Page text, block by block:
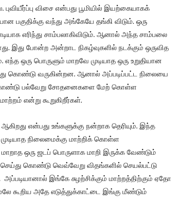
விசை என்பது பூமியில் இயற்கையாகக்
பகுதிக்கு வந்து அங்கேயே தங்கி விடும். ஒரு
எரிந்து சாம்பலாகிவிடும். ஆனால் அந்த சாம்பலை
இது போன்ற அன்றாட நிகழ்வுகளில் நடக்கும் ஒருவித
ஒரு பொருளும் மாறவே முடியாத ஒரு உறுதியான
கொண்டு வருகின்றன. ஆனால் அப்படிப்பட்ட நிலையை
பல்வேறு சோதனைகளை மேற் கொள்ள
என்று கூறுகிறீர்கள்.
என்பது உங்களுக்கு நன்றாக தெரியும். இந்த
நிலைமைக்கு மாற்றிக் கொள்ள
ஒரு ஜடப் பொருளாக மாறி இருக்க வேண்டும்
கொண்டு வெவ்வேறு விதங்களில் செயல்பட்டு
இங்கே சுழற்சிக்கும் மாற்றத்திற்கும் ஏதோ
கூறிய அதே எடுத்துக்காட்டை இங்கு மீண்டும்